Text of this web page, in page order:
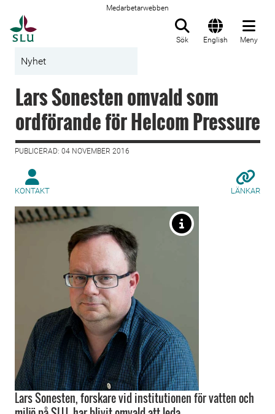
Medarbetarwebben
Sök English Meny
Nyhet
Lars Sonesten omvald som
ordförande för Helcom Pressure
PUBLICERAD: 04 NOVEMBER 2016
KONTAKT LÄNKAR
Lars Sonesten, forskare vid institutionen för vatten och